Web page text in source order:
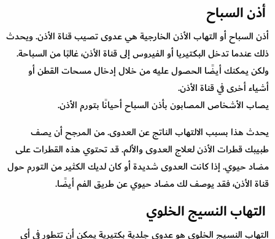
أذن السباح
أذن السباح أو التهاب الأذن الخارجية هي عدوى تصيب قناة الأذن. ويحدث
ذلك عندما تدخل البكتيريا أو الفيروس إلى قناة الأذن، غالبًا من السباحة.
ولكن يمكنك أيضًا الحصول عليه من خلال إدخال مسحات القطن أو
أشياء أخرى في قناة الأذن.
يصاب الأشخاص المصابون بأذن السباح أحيانًا بتورم الأذن.
يحدث هذا بسبب الالتهاب الناتج عن العدوى. من المرجح أن يصف
طبيبك قطرات الأذن لعلاج العدوى والألم. قد تحتوي هذه القطرات على
مضاد حيوي. إذا كانت العدوى شديدة أو كان لديك الكثير من التورم حول
قناة الأذن، فقد يوصف لك مضاد حيوي عن طريق الفم أيضًا.
التهاب النسيج الخلوي
التهاب النسيج الخلوي هو عدوى جلدية بكتيرية يمكن أن تتطور في أي